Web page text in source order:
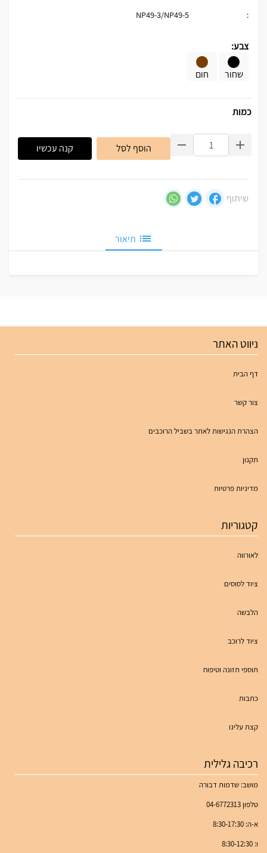
:
NP49-3/NP49-5
צבע:
שחור חום
כמות
הוסף לסל קנה עכשיו
שיתוף
תיאור
ניווט האתר
דף הבית
צור קשר
הצהרת הנגישות לאתר בשביל הרוכבים
תקנון
מדיניות פרטיות
קטגוריות
לאורווה
ציוד לסוסים
הלבשה
ציוד לרוכב
תוספי תזונה וטיפוח
כתבות
קצת עלינו
רכיבה גלילית
מושב: שדמות דבורה
טלפון 04-6772313
א-ה: 8:30-17:30
ו: 8:30-12:30